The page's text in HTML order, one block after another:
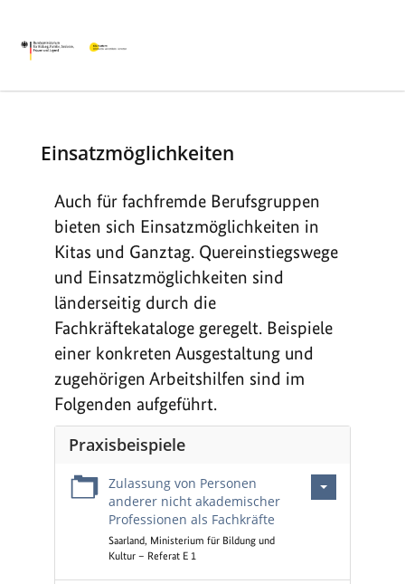
Einsatzmöglichkeiten
Auch für fachfremde Berufsgruppen
bieten sich Einsatzmöglichkeiten in
Kitas und Ganztag. Quereinstiegswege
und Einsatzmöglichkeiten sind
länderseitig durch die
Fachkräftekataloge geregelt. Beispiele
einer konkreten Ausgestaltung und
zugehörigen Arbeitshilfen sind im
Folgenden aufgeführt.
Praxisbeispiele
Zulassung von Personen
anderer nicht akademischer
Professionen als Fachkräfte
Saarland, Ministerium für Bildung und
Kultur – Referat E 1